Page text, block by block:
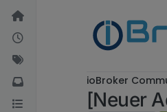
Weiter zum Inhalt
ioBroker
[Neuer